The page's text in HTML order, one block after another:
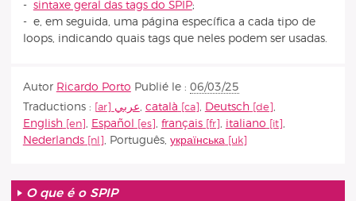
- sintaxe geral das tags do SPIP;
- e, em seguida, uma página específica a cada tipo de
loops, indicando quais tags que neles podem ser usadas.
Autor Ricardo Porto Publié le : 06/03/25
Traductions :
عربي, català , Deutsch
,
English
, Español , français , italiano
,
Nederlands
, Português, українська
O que é o SPIP